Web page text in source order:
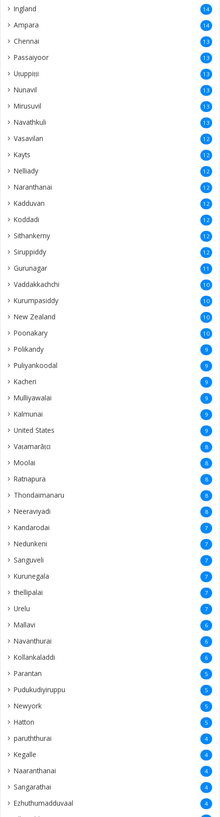
Ingland 14
Ampara 14
Chennai 13
Passaiyoor 13
Uṭuppiṭṭi 13
Nunavil 13
Mirusuvil 13
Navathkuli 13
Vasavilan 12
Kayts 12
Nelliady 12
Naranthanai 12
Kadduvan 12
Koddadi 12
Sithankerny 12
Siruppiddy 12
Gurunagar 11
Vaddakkachchi 10
Kurumpasiddy 10
New Zealand 10
Poonakary 10
Polikandy 9
Puliyankoodal 9
Kacheri 9
Mulliyawalai 9
Kalmunai 9
United States 9
Vaṭamarāṭci 8
Moolai 8
Ratnapura 8
Thondaimanaru 8
Neeraviyadi 8
Kandarodai 7
Nedunkeni 7
Sanguveli 7
Kurunegala 7
thellipalai 7
Urelu 7
Mallavi 6
Navanthurai 6
Kollankaladdi 6
Parantan 5
Pudukudiyiruppu 5
Newyork 5
Hatton 5
paruththurai 4
Kegalle 4
Naaranthanai 4
Sangarathai 4
Ezhuthumadduvaal 4